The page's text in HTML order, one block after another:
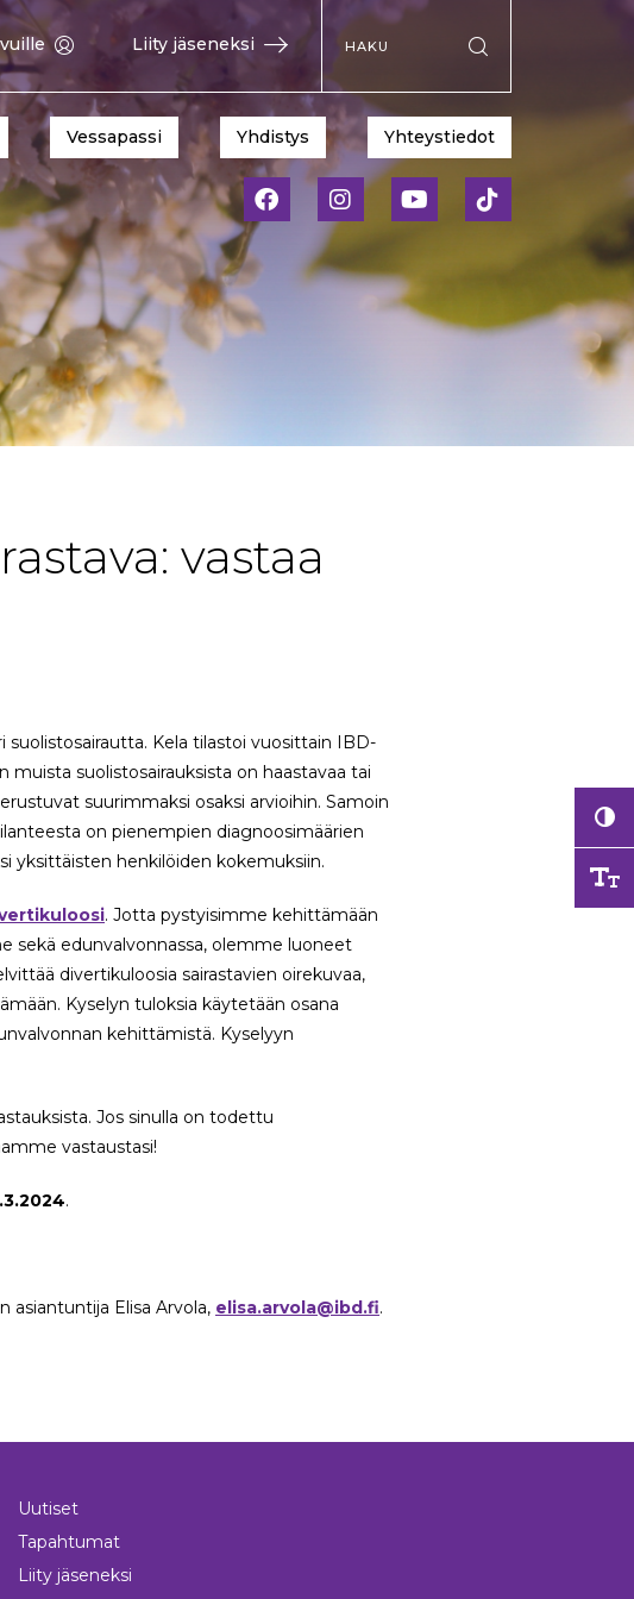
Liity jäseneksi
Hae sivustolta
Vessapassi Yhdistys Yhteystiedot
vastaa
Kela tilastoi vuosittain IBD-
suolistosairauksista on haastavaa tai
suurimmaksi osaksi arvioihin. Samoin
on pienempien diagnoosimäärien
yksittäisten henkilöiden kokemuksiin.
. Jotta pystyisimme kehittämään
sekä edunvalvonnassa, olemme luoneet
divertikuloosia sairastavien oirekuvaa,
Kyselyn tuloksia käytetään osana
kehittämistä. Kyselyyn
Jos sinulla on todettu
vastaustasi!
.
asiantuntija Elisa Arvola, elisa.arvola@ibd.fi.
Uutiset
Tapahtumat
Liity jäseneksi